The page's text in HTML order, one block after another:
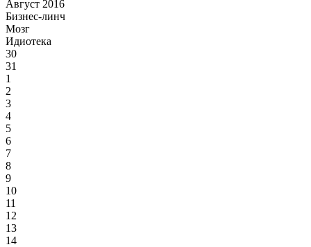
Август 2016
Бизнес-линч
Мозг
Идиотека
30
31
1
2
3
4
5
6
7
8
9
10
11
12
13
14